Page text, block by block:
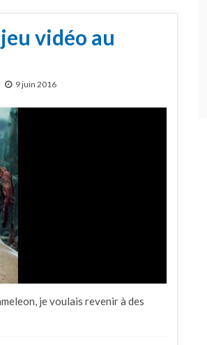
vidéo au
9 juin 2016
je voulais revenir à des